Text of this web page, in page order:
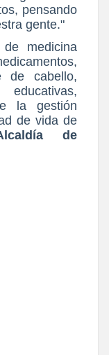
pensando
gente."
medicina
de cabello,
la gestión
de vida de
de